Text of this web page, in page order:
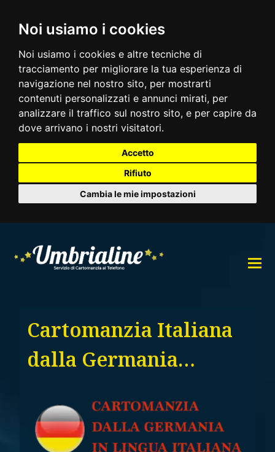
Noi usiamo i cookies
Noi usiamo i cookies e altre tecniche di
tracciamento per migliorare la tua esperienza di
navigazione nel nostro sito, per mostrarti
contenuti personalizzati e annunci mirati, per
analizzare il traffico sul nostro sito, e per capire da
dove arrivano i nostri visitatori.
Accetto
Rifiuto
Cambia le mie impostazioni
Cartomanzia Italiana
dalla Germania…